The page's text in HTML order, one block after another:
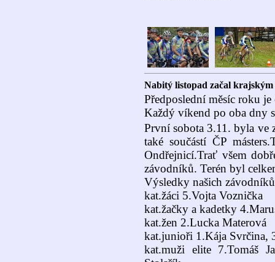
Nabitý listopad začal
Předposlední měsíc roku
Každý víkend po oba dny
První sobota 3.11. byla ve
také součástí ČP
Ondřejnicí.Trať všem
závodníků. Terén byl
Výsledky našich
kat.žáci 5.Vojta Voznička
kat.žačky a kadetky
kat.žen 2.Lucka Materová
kat.junioři 1.Kája Svrčina,
kat.muži elite 7.Tomáš